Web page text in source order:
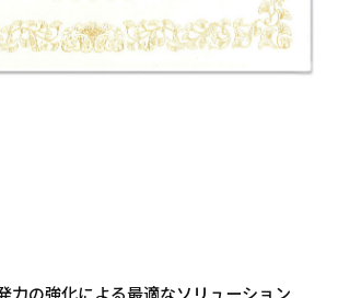
力の強化による最適なソリューション